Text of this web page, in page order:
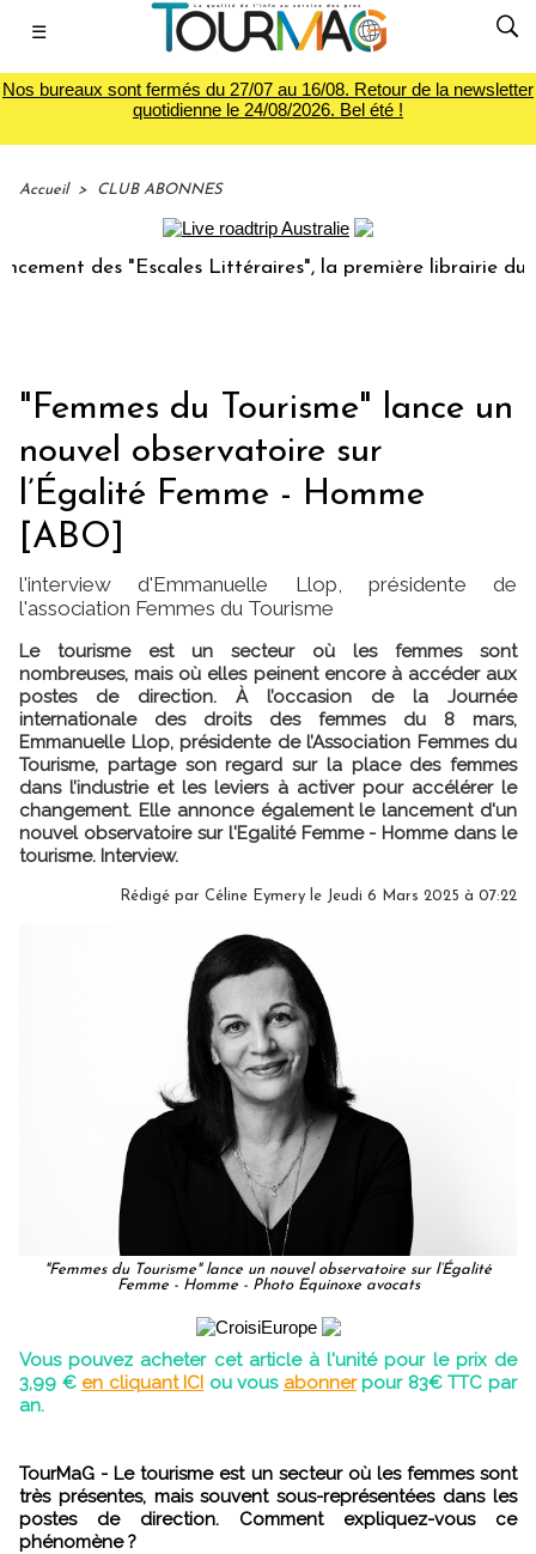
☰
Nos bureaux sont fermés du 27/07 au 16/08. Retour de la newsletter
quotidienne le 24/08/2026. Bel été !
Accueil > CLUB ABONNES
des "Escales Littéraires", la première librairie du voyage
"Femmes du Tourisme" lance un
nouvel observatoire sur
l’Égalité Femme - Homme
[ABO]
l'interview d'Emmanuelle Llop, présidente de
l'association Femmes du Tourisme
Le tourisme est un secteur où les femmes sont
nombreuses, mais où elles peinent encore à accéder aux
postes de direction. À l’occasion de la Journée
internationale des droits des femmes du 8 mars,
Emmanuelle Llop, présidente de l’Association Femmes du
Tourisme, partage son regard sur la place des femmes
dans l’industrie et les leviers à activer pour accélérer le
changement. Elle annonce également le lancement d'un
nouvel observatoire sur l'Egalité Femme - Homme dans le
tourisme. Interview.
Rédigé par Céline Eymery le Jeudi 6 Mars 2025 à 07:22
"Femmes du Tourisme" lance un nouvel observatoire sur l’Égalité
Femme - Homme - Photo Equinoxe avocats
Vous pouvez acheter cet article à l'unité pour le prix de
3,99 € en cliquant ICI ou vous abonner pour 83€ TTC par
an.
TourMaG - Le tourisme est un secteur où les femmes sont
très présentes, mais souvent sous-représentées dans les
postes de direction. Comment expliquez-vous ce
phénomène ?